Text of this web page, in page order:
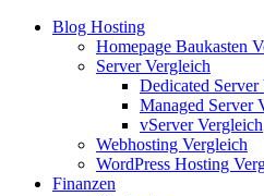
Blog Hosting
Homepage Baukasten
Server Vergleich
Dedicated Server
Managed Server
vServer Vergleich
Webhosting Vergleich
WordPress Hosting
Finanzen